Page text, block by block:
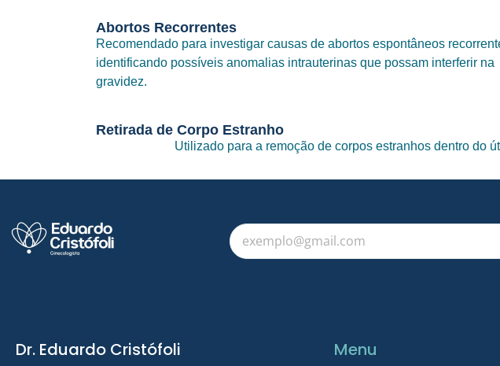
Abortos Recorrentes
Recomendado para investigar causas de abortos espontâneos
identificando possíveis anomalias intrauterinas que possam interferir na
gravidez.
Retirada de Corpo Estranho
Utilizado para a remoção de corpos estranhos dentro do
Dr. Eduardo Cristófoli Menu